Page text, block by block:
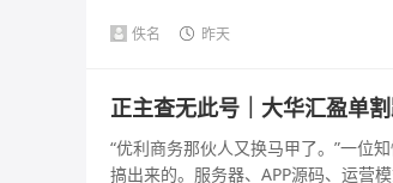
佚名 昨天
正主查无此号｜大华汇盈单
“优利商务那伙人又换马甲了。”一位
搞出来的。服务器、APP源码、运营